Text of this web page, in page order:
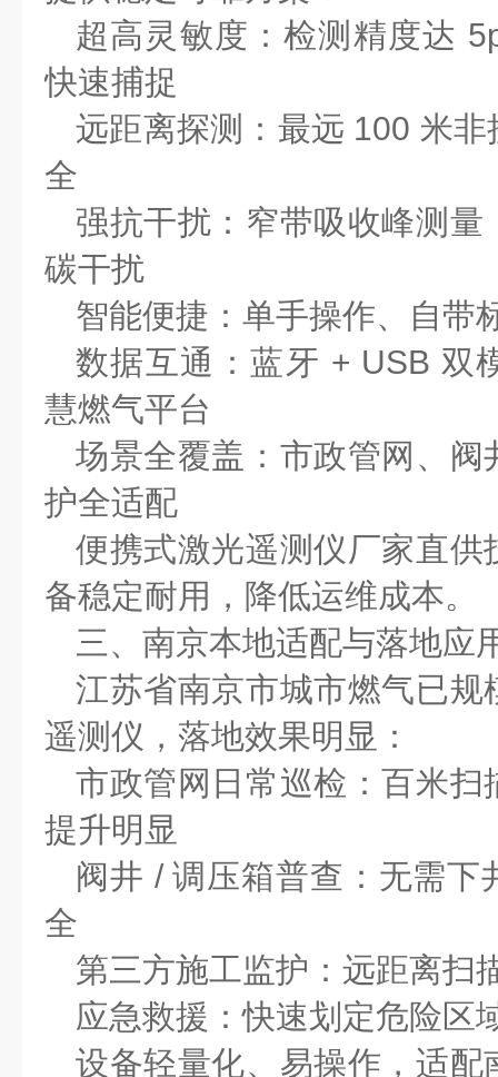
超高灵敏度：检测精度达
快速捕捉
远距离探测：最远 100 米非
全
强抗干扰：窄带吸收峰测量
碳干扰
智能便捷：单手操作、自带
数据互通：蓝牙 + USB 双
慧燃气平台
场景全覆盖：市政管网、阀
护全适配
便携式激光遥测仪厂家直供
备稳定耐用，降低运维成本。
三、南京本地适配与落地应
江苏省南京市城市燃气已规
遥测仪，落地效果明显：
市政管网日常巡检：百米扫
提升明显
阀井 /调压箱普查：无需下
全
第三方施工监护：远距离扫
应急救援：快速划定危险区
设备轻量化、易操作，适配